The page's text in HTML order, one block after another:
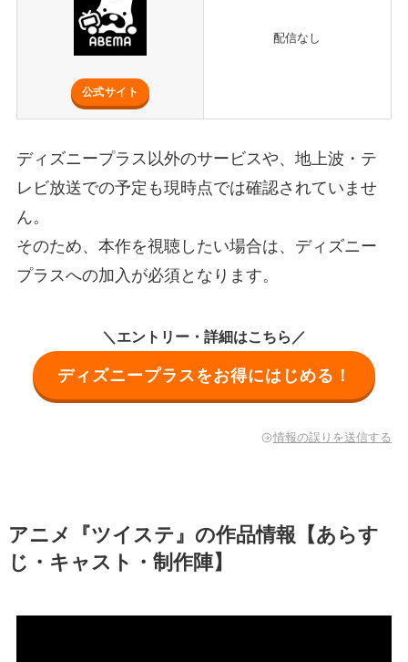
公式サイト
配信なし
ディズニープラス以外のサービスや、地上波・テ
レビ放送での予定も現時点では確認されていませ
ん。
そのため、本作を視聴したい場合は、ディズニー
プラスへの加入が必須となります。
＼エントリー・詳細はこちら／
ディズニープラスをお得にはじめる！
情報の誤りを送信する
アニメ『ツイステ』の作品情報【あらす
じ・キャスト・制作陣】